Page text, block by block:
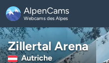
AlpenCams
Webcams des Alpes
Zillertal Arena
Autriche